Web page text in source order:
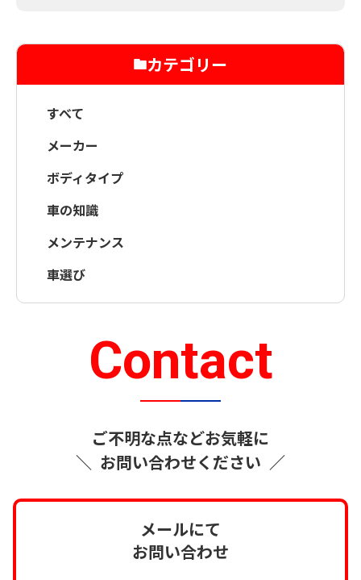
カテゴリー
すべて
メーカー
ボディタイプ
車の知識
メンテナンス
車選び
Contact
＼
ご不明な点などお気軽に
お問い合わせください ／
メールにて
お問い合わせ